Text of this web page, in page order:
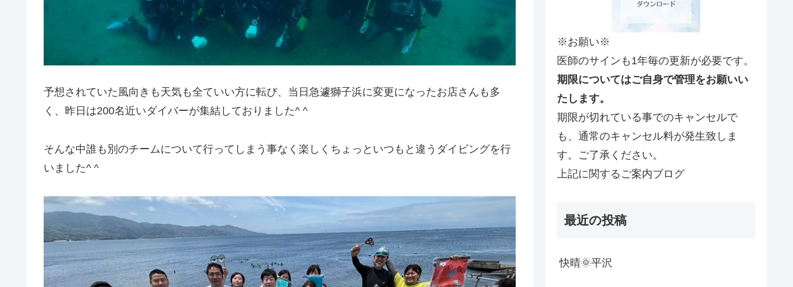
予想されていた風向きも天気も全ていい方に転び、当日急遽獅子浜に変更になったお店さんも多
く、昨日は200名近いダイバーが集結しておりました^ ^
そんな中誰も別のチームについて行ってしまう事なく楽しくちょっといつもと違うダイビングを行
いました^ ^
※お願い※
医師のサインも1年毎の更新が必要です。
期限についてはご自身で管理をお願いい
たします。
期限が切れている事でのキャンセルで
も、通常のキャンセル料が発生致しま
す。ご了承ください。
上記に関するご案内ブログ
最近の投稿
快晴🌞平沢